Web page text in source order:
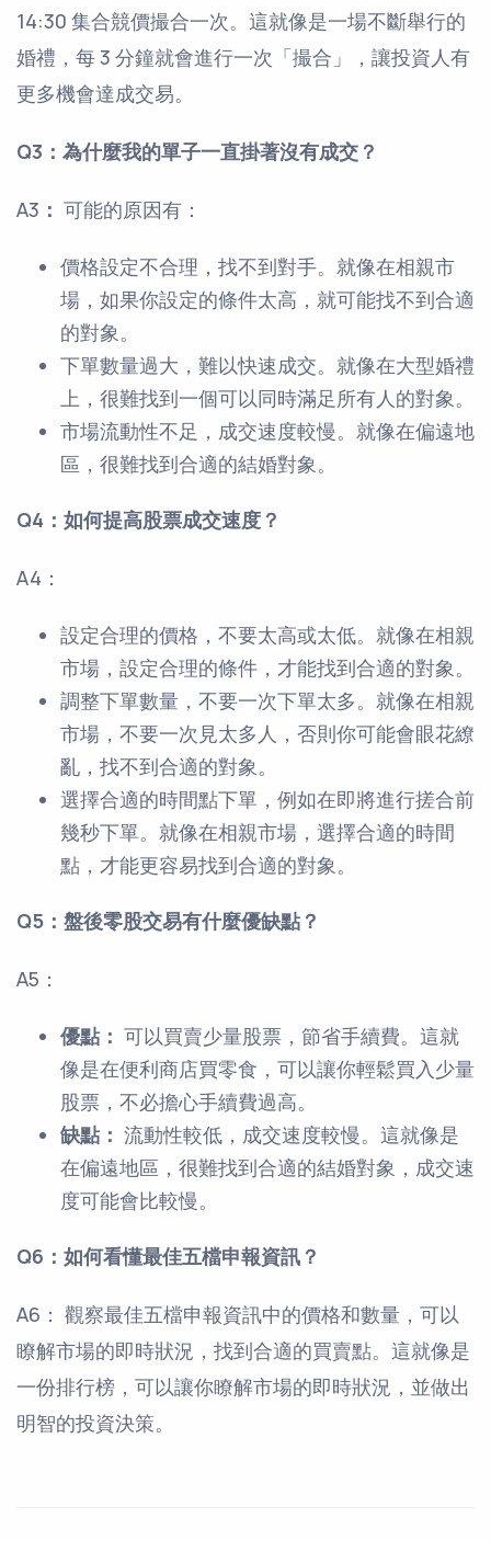
14:30 集合競價撮合一次。這就像是一場不斷舉行的
婚禮，每 3 分鐘就會進行一次「撮合」，讓投資人有
更多機會達成交易。
Q3：為什麼我的單子一直掛著沒有成交？
A3 ： 可能的原因有：
價格設定不合理，找不到對手。就像在相親市
場，如果你設定的條件太高，就可能找不到合適
的對象。
下單數量過大，難以快速成交。就像在大型婚禮
上，很難找到一個可以同時滿足所有人的對象。
市場流動性不足，成交速度較慢。就像在偏遠地
區，很難找到合適的結婚對象。
Q4：如何提高股票成交速度？
A4：
設定合理的價格，不要太高或太低。就像在相親
市場，設定合理的條件，才能找到合適的對象。
調整下單數量，不要一次下單太多。就像在相親
市場，不要一次見太多人，否則你可能會眼花繚
亂，找不到合適的對象。
選擇合適的時間點下單，例如在即將進行搓合前
幾秒下單。就像在相親市場，選擇合適的時間
點，才能更容易找到合適的對象。
Q5：盤後零股交易有什麼優缺點？
A5：
優點： 可以買賣少量股票，節省手續費。這就
像是在便利商店買零食，可以讓你輕鬆買入少量
股票，不必擔心手續費過高。
缺點： 流動性較低，成交速度較慢。這就像是
在偏遠地區，很難找到合適的結婚對象，成交速
度可能會比較慢。
Q6：如何看懂最佳五檔申報資訊？
A6： 觀察最佳五檔申報資訊中的價格和數量，可以
瞭解市場的即時狀況，找到合適的買賣點。這就像是
一份排行榜，可以讓你瞭解市場的即時狀況，並做出
明智的投資決策。